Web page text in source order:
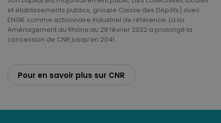
et établissements publics, groupe Caisse des Dépôts) avec
ENGIE comme actionnaire industriel de référence. La loi
Aménagement du Rhône du 28 février 2022 a prolongé la
concession de CNR jusqu’en 2041.
Pour en savoir plus sur CNR